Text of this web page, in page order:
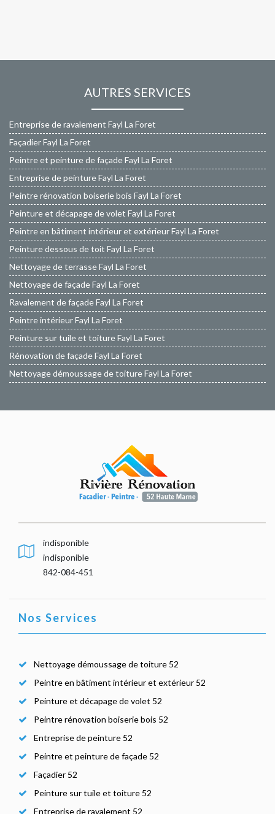
AUTRES SERVICES
Entreprise de ravalement Fayl La Foret
Façadier Fayl La Foret
Peintre et peinture de façade Fayl La Foret
Entreprise de peinture Fayl La Foret
Peintre rénovation boiserie bois Fayl La Foret
Peinture et décapage de volet Fayl La Foret
Peintre en bâtiment intérieur et extérieur Fayl La Foret
Peinture dessous de toit Fayl La Foret
Nettoyage de terrasse Fayl La Foret
Nettoyage de façade Fayl La Foret
Ravalement de façade Fayl La Foret
Peintre intérieur Fayl La Foret
Peinture sur tuile et toiture Fayl La Foret
Rénovation de façade Fayl La Foret
Nettoyage démoussage de toiture Fayl La Foret
indisponible
indisponible
842-084-451
Nos Services
Nettoyage démoussage de toiture 52
Peintre en bâtiment intérieur et extérieur 52
Peinture et décapage de volet 52
Peintre rénovation boiserie bois 52
Entreprise de peinture 52
Peintre et peinture de façade 52
Façadier 52
Peinture sur tuile et toiture 52
Entreprise de ravalement 52